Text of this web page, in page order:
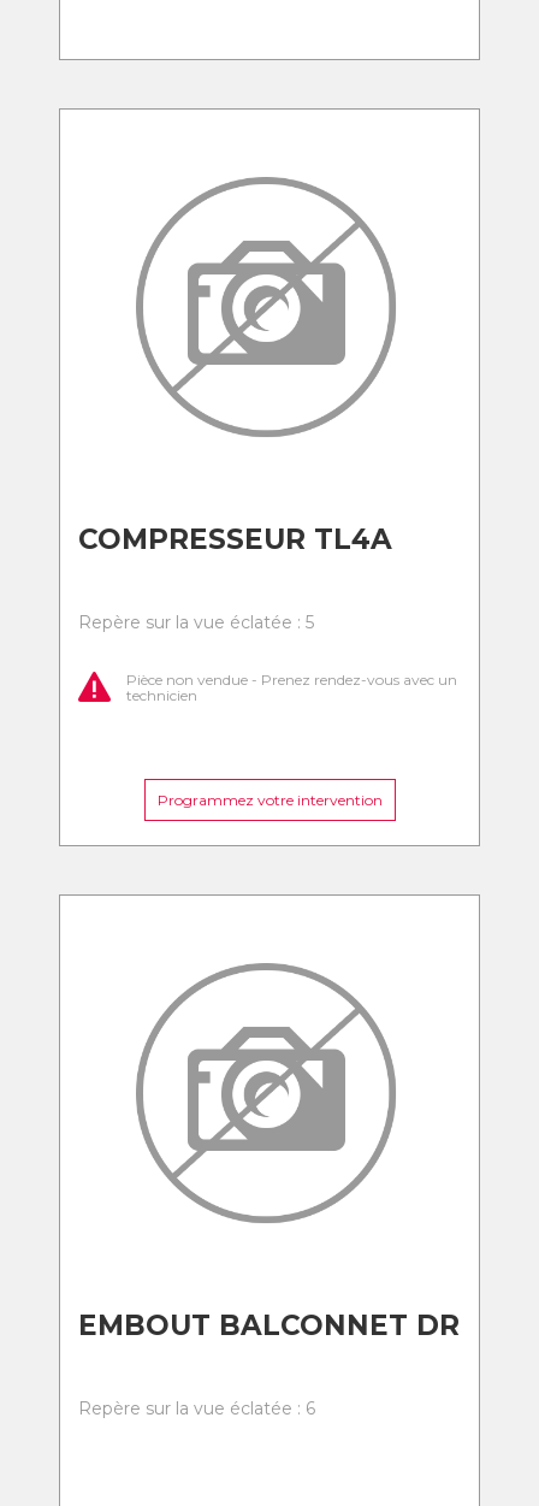
COMPRESSEUR TL4A
Repère sur la vue éclatée : 5
Pièce non vendue - Prenez rendez-vous avec un
technicien
Programmez votre intervention
EMBOUT BALCONNET DR
Repère sur la vue éclatée : 6